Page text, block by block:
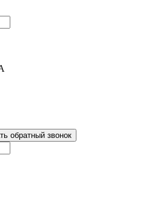
обратный звонок